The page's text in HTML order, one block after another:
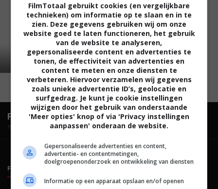
FilmTotaal.Hét online filmoverzicht.
hosted by
FILMTOTAAL
FilmTotaal gebruikt cookies (en vergelijkbare
technieken) om informatie op te slaan en in te
zien. Deze gegevens gebruiken wij om onze
website goed te laten functioneren, het gebruik
van de website te analyseren,
gepersonaliseerde content en advertenties te
tonen, de effectiviteit van advertenties en
content te meten en onze diensten te
verbeteren. Hiervoor verzamelen wij gegevens
zoals unieke advertentie ID’s, geolocatie en
surfgedrag. Je kunt je cookie instellingen
wijzigen door het gebruik van onderstaande
'Meer opties' knop of via 'Privacy instellingen
aanpassen' onderaan de website.
Gepersonaliseerde advertenties en content,
advertentie- en contentmetingen,
doelgroepenonderzoek en ontwikkeling van diensten
Informatie op een apparaat opslaan en/of openen